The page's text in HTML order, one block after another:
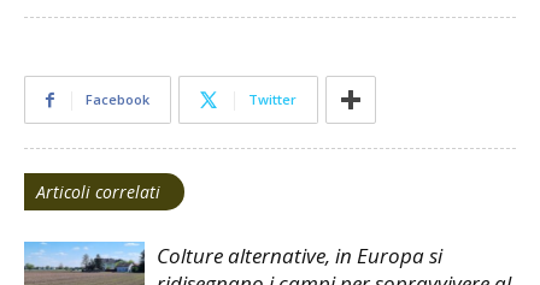
Facebook Twitter
Articoli correlati
Colture alternative, in Europa si